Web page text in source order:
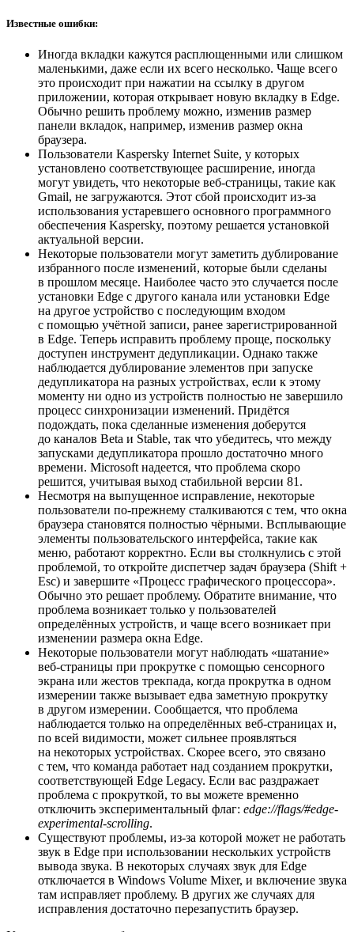
Известные ошибки:
Иногда вкладки кажутся расплющенными или слишком
маленькими, даже если их всего несколько. Чаще всего
это происходит при нажатии на ссылку в другом
приложении, которая открывает новую вкладку в Edge.
Обычно решить проблему можно, изменив размер
панели вкладок, например, изменив размер окна
браузера.
Пользователи Kaspersky Internet Suite, у которых
установлено соответствующее расширение, иногда
могут увидеть, что некоторые веб-страницы, такие как
Gmail, не загружаются. Этот сбой происходит из-за
использования устаревшего основного программного
обеспечения Kaspersky, поэтому решается установкой
актуальной версии.
Некоторые пользователи могут заметить дублирование
избранного после изменений, которые были сделаны
в прошлом месяце. Наиболее часто это случается после
установки Edge с другого канала или установки Edge
на другое устройство с последующим входом
с помощью учётной записи, ранее зарегистрированной
в Edge. Теперь исправить проблему проще, поскольку
доступен инструмент дедупликации. Однако также
наблюдается дублирование элементов при запуске
дедупликатора на разных устройствах, если к этому
моменту ни одно из устройств полностью не завершило
процесс синхронизации изменений. Придётся
подождать, пока сделанные изменения доберутся
до каналов Beta и Stable, так что убедитесь, что между
запусками дедупликатора прошло достаточно много
времени. Microsoft надеется, что проблема скоро
решится, учитывая выход стабильной версии 81.
Несмотря на выпущенное исправление, некоторые
пользователи по-прежнему сталкиваются с тем, что окна
браузера становятся полностью чёрными. Всплывающие
элементы пользовательского интерфейса, такие как
меню, работают корректно. Если вы столкнулись с этой
проблемой, то откройте диспетчер задач браузера (Shift +
Esc) и завершите «Процесс графического процессора».
Обычно это решает проблему. Обратите внимание, что
проблема возникает только у пользователей
определённых устройств, и чаще всего возникает при
изменении размера окна Edge.
Некоторые пользователи могут наблюдать «шатание»
веб-страницы при прокрутке с помощью сенсорного
экрана или жестов трекпада, когда прокрутка в одном
измерении также вызывает едва заметную прокрутку
в другом измерении. Сообщается, что проблема
наблюдается только на определённых веб-страницах и,
по всей видимости, может сильнее проявляться
на некоторых устройствах. Скорее всего, это связано
с тем, что команда работает над созданием прокрутки,
соответствующей Edge Legacy. Если вас раздражает
проблема с прокруткой, то вы можете временно
отключить экспериментальный флаг: edge://flags/#edge-
experimental-scrolling.
Существуют проблемы, из-за которой может не работать
звук в Edge при использовании нескольких устройств
вывода звука. В некоторых случаях звук для Edge
отключается в Windows Volume Mixer, и включение звука
там исправляет проблему. В других же случаях для
исправления достаточно перезапустить браузер.